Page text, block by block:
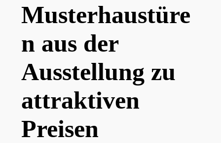
Musterhaustüre
n aus der
Ausstellung zu
attraktiven
Preisen